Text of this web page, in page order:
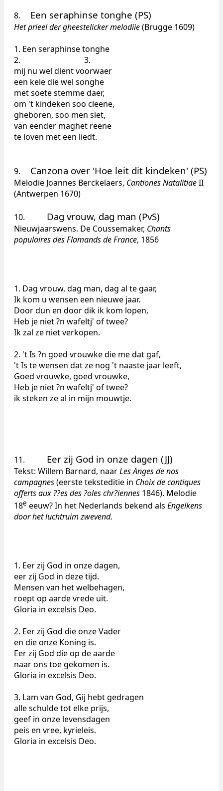
8. Een seraphinse tonghe (PS)
Het prieel der gheestelicker melodiie(Brugge 1609)
1. Een seraphinse tonghe
2. 3.
mij nu wel dient voorwaer
een kele die wel songhe
met soete stemme daer,
om 't kindeken soo cleene,
gheboren, soo men siet,
van eender maghet reene
te loven met een liedt.
9. Canzona over 'Hoe leit dit kindeken' (PS)
Melodie Joannes Berckelaers, Cantiones NatalitiaeII
(Antwerpen 1670)
10. Dag vrouw, dag man (PvS)
Nieuwjaarswens. De Coussemaker, Chants
populaires des Flamands de France, 1856
1. Dag vrouw, dag man, dag al te gaar,
Ik kom u wensen een nieuwe jaar.
Door dun en door dik ik kom lopen,
Heb je niet ?n wafeltj' of twee?
Ik zal ze niet verkopen.
2. 't Is ?n goed vrouwke die me dat gaf,
't Is te wensen dat ze nog 't naaste jaar leeft,
Goed vrouwke, goed vrouwke,
Heb je niet ?n wafeltj' of twee?
ik steken ze al in mijn mouwtje.
11. Eer zij God in onze dagen (JJ)
Tekst: Willem Barnard, naarLes Anges de nos
campagnes(eerste teksteditie in Choix de cantiques
offerts aux ??es des ?oles chr?iennes 1846). Melodie
18e eeuw? In het Nederlands bekend als Engelkens
door het luchtruim zwevend.
1. Eer zij God in onze dagen,
eer zij God in deze tijd.
Mensen van het welbehagen,
roept op aarde vrede uit.
Gloria in excelsis Deo.
2. Eer zij God die onze Vader
en die onze Koning is.
Eer zij God die op de aarde
naar ons toe gekomen is.
Gloria in excelsis Deo.
3. Lam van God, Gij hebt gedragen
alle schulde tot elke prijs,
geef in onze levensdagen
peis en vree, kyrieleis.
Gloria in excelsis Deo.